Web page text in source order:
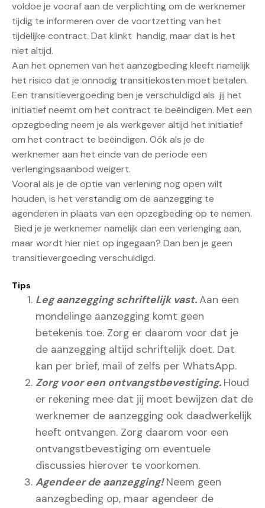
voldoe je vooraf aan de verplichting om de werknemer
tijdig te informeren over de voortzetting van het
tijdelijke contract. Dat klinkt handig, maar dat is het
niet altijd.
Aan het opnemen van het aanzegbeding kleeft namelijk
het risico dat je onnodig transitiekosten moet betalen.
Een transitievergoeding ben je verschuldigd als jij het
initiatief neemt om het contract te beëindigen. Met een
opzegbeding neem je als werkgever altijd het initiatief
om het contract te beëindigen. Oók als je de
werknemer aan het einde van de periode een
verlengingsaanbod weigert.
Vooral als je de optie van verlening nog open wilt
houden, is het verstandig om de aanzegging te
agenderen in plaats van een opzegbeding op te nemen.
Bied je je werknemer namelijk dan een verlenging aan,
maar wordt hier niet op ingegaan? Dan ben je geen
transitievergoeding verschuldigd.
Tips
Leg aanzegging schriftelijk vast.Aan een
mondelinge aanzegging komt geen
betekenis toe. Zorg er daarom voor dat je
de aanzegging altijd schriftelijk doet. Dat
kan per brief, mail of zelfs per WhatsApp.
Zorg voor een ontvangstbevestiging. Houd
er rekening mee dat jij moet bewijzen dat de
werknemer de aanzegging ook daadwerkelijk
heeft ontvangen. Zorg daarom voor een
ontvangstbevestiging om eventuele
discussies hierover te voorkomen.
Agendeer de aanzegging! Neem geen
aanzegbeding op, maar agendeer de